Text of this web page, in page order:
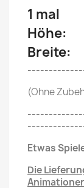
1 mal
Höhe:
Breite:
(Ohne
Etwas
Die